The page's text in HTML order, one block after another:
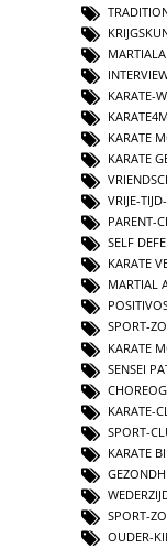
KARATE-
KARATE
KARATE
VRIJE-
PARENT-
SELF
KARATE
MARTIAL
SPORT-
KARATE
SENSEI
KARATE-
SPORT-
KARATE
SPORT-
OUDER-